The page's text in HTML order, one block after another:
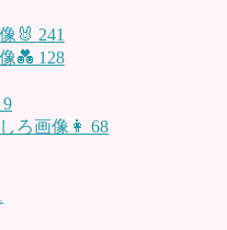
🐰 241
💑 128
9
ろ画像👩 68